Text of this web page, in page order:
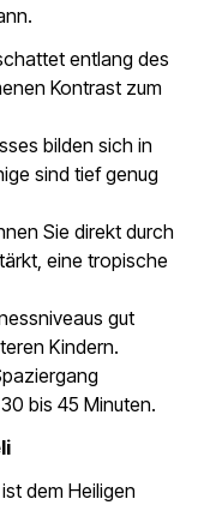
entlang des
Kontrast zum
bilden sich in
sind tief genug
Sie direkt durch
eine tropische
gut
Kindern.
bis 45 Minuten.
dem Heiligen